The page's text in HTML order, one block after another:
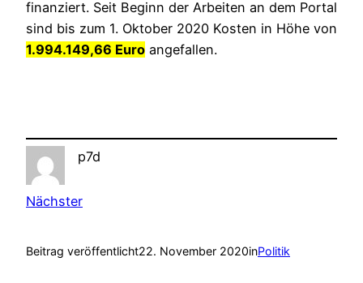
finanziert. Seit Beginn der Arbeiten an dem Portal
sind bis zum 1. Oktober 2020 Kosten in Höhe von
1.994.149,66 Euro angefallen.
p7d
Nächster
Beitrag veröffentlicht22. November 2020inPolitik